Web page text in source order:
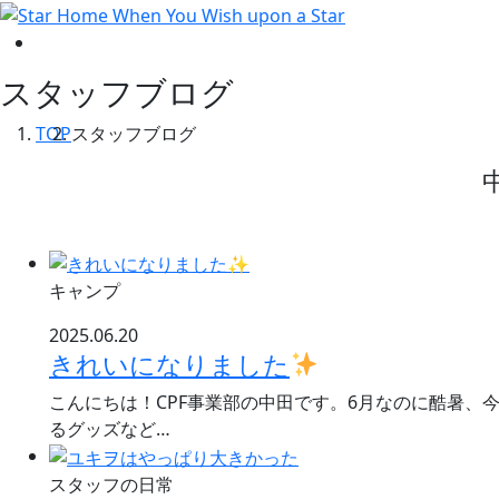
スタッフブログ
TOPスタッフブログ
キャンプ
2025.06.20
きれいになりました
こんにちは！CPF事業部の中田です。6月なのに酷暑
るグッズなど…
スタッフの日常